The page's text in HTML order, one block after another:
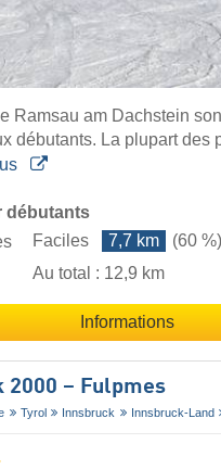
Ramsau am Dachstein
débutants. La plupart des
débutants
Faciles 7,7 km
(60 %)
Au total : 12,9 km
Informations
2000 – Fulpmes
Tyrol Innsbruck Innsbruck-Land